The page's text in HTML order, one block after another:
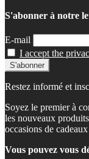
S'abonner à notre
E-mail
I accept the
Restez informé et
Soyez le premier à
les nouveaux
occasions de
Vous pouvez vous